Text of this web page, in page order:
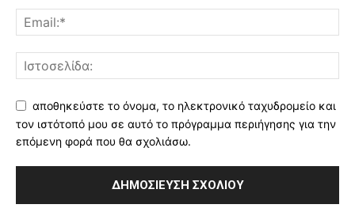
αποθηκεύστε το όνομα, το ηλεκτρονικό ταχυδρομείο και
τον ιστότοπό μου σε αυτό το πρόγραμμα περιήγησης για την
επόμενη φορά που θα σχολιάσω.